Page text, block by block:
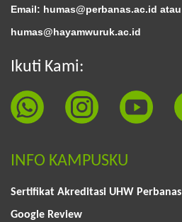
Email: humas@perbanas.ac.id atau
humas@hayamwuruk.ac.id
Ikuti Kami:
INFO KAMPUSKU
Sertifikat Akreditasi UHW Perbanas
Google Review